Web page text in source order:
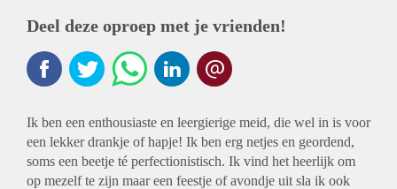
Deel deze oproep met je vrienden!
Ik ben een enthousiaste en leergierige meid, die wel in is voor
een lekker drankje of hapje! Ik ben erg netjes en geordend,
soms een beetje té perfectionistisch. Ik vind het heerlijk om
op mezelf te zijn maar een feestje of avondje uit sla ik ook